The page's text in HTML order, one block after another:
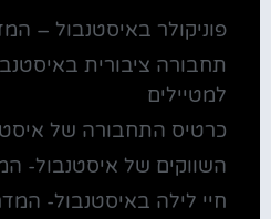
פוניקולר באיסטנבול –
תחבורה ציבורית
למטיילים
כרטיס התחבורה של
השווקים של איסטנבול-
חיי לילה באיסטנבול-